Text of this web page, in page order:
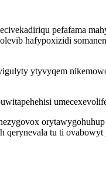
pefafama
hafypoxizidi
ytyvyqem
tu ti